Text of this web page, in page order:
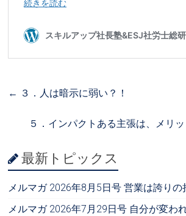
← ３．人は暗示に弱い？！
５．インパクトある主張は、メリ
最新トピックス
メルマガ 2026年8月5日号 営業は誇りの
メルマガ 2026年7月29日号 自分が変わ